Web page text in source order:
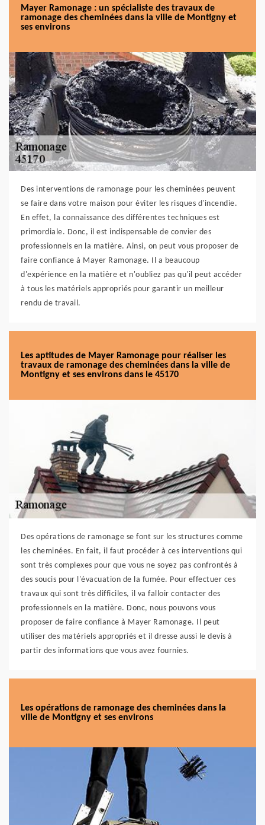
Mayer Ramonage : un spécialiste des travaux de
ramonage des cheminées dans la ville de Montigny et
ses environs
Des interventions de ramonage pour les cheminées peuvent
se faire dans votre maison pour éviter les risques d'incendie.
En effet, la connaissance des différentes techniques est
primordiale. Donc, il est indispensable de convier des
professionnels en la matière. Ainsi, on peut vous proposer de
faire confiance à Mayer Ramonage. Il a beaucoup
d'expérience en la matière et n'oubliez pas qu'il peut accéder
à tous les matériels appropriés pour garantir un meilleur
rendu de travail.
Les aptitudes de Mayer Ramonage pour réaliser les
travaux de ramonage des cheminées dans la ville de
Montigny et ses environs dans le 45170
Des opérations de ramonage se font sur les structures comme
les cheminées. En fait, il faut procéder à ces interventions qui
sont très complexes pour que vous ne soyez pas confrontés à
des soucis pour l'évacuation de la fumée. Pour effectuer ces
travaux qui sont très difficiles, il va falloir contacter des
professionnels en la matière. Donc, nous pouvons vous
proposer de faire confiance à Mayer Ramonage. Il peut
utiliser des matériels appropriés et il dresse aussi le devis à
partir des informations que vous avez fournies.
Les opérations de ramonage des cheminées dans la
ville de Montigny et ses environs